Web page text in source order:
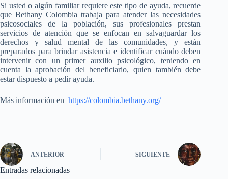
Si usted o algún familiar requiere este tipo de ayuda, recuerde
que Bethany Colombia trabaja para atender las necesidades
psicosociales de la población, sus profesionales prestan
servicios de atención que se enfocan en salvaguardar los
derechos y salud mental de las comunidades, y están
preparados para brindar asistencia e identificar cuándo deben
intervenir con un primer auxilio psicológico, teniendo en
cuenta la aprobación del beneficiario, quien también debe
estar dispuesto a pedir ayuda.
Más información en https://colombia.bethany.org/
ANTERIOR SIGUIENTE
Entradas relacionadas